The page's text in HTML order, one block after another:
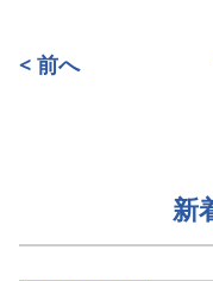
< 前へ
新